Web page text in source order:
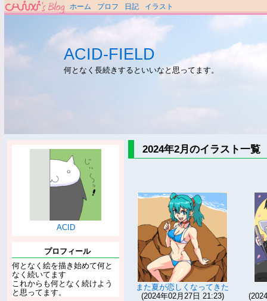
ホーム プロフ 日記 イラスト
ACID-FIELD
何となく長続きするといいなと思ってます。
ACID
プロフィール
何となく絵を描き始めて何と
なく続いてます
これからも何となく続けよう
と思ってます。
2024年2月のイラスト一覧
また夏が恋しくなってきた
(2024年02月27日 21:23)